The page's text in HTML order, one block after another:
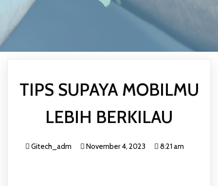
TIPS SUPAYA MOBILMU
LEBIH BERKILAU
Gitech_adm November 4, 2023 8:21 am